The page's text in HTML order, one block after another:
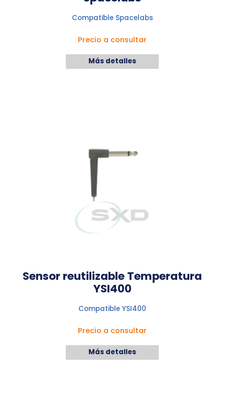
Compatible Spacelabs
Precio a consultar
Más detalles
Sensor reutilizable Temperatura
YSI400
Compatible YSI400
Precio a consultar
Más detalles